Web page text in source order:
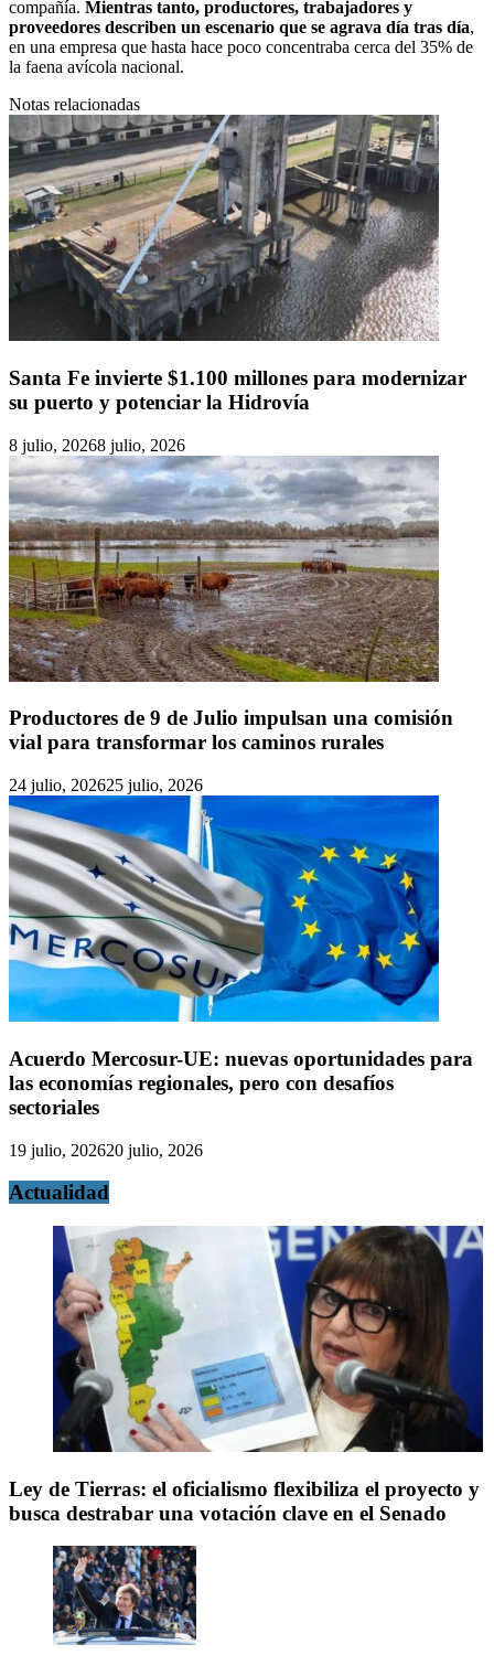
compañía. Mientras tanto, productores, trabajadores y
proveedores describen un escenario que se agrava día tras día,
en una empresa que hasta hace poco concentraba cerca del 35% de
la faena avícola nacional.
Notas relacionadas
Santa Fe invierte $1.100 millones para modernizar
su puerto y potenciar la Hidrovía
8 julio, 20268 julio, 2026
Productores de 9 de Julio impulsan una comisión
vial para transformar los caminos rurales
24 julio, 202625 julio, 2026
Acuerdo Mercosur-UE: nuevas oportunidades para
las economías regionales, pero con desafíos
sectoriales
19 julio, 202620 julio, 2026
Actualidad
Ley de Tierras: el oficialismo flexibiliza el proyecto y
busca destrabar una votación clave en el Senado